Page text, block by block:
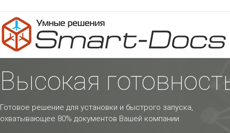
Высокая
Готовое решение для установки и быстрого запуска,
охватывающее 80% документов Вашей компании.